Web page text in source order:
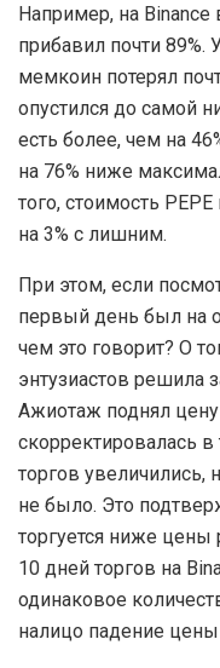
Например, на
прибавил почти
мемкоин потерял
опустился до самой
есть более, чем на
на 76% ниже
того, стоимость
на 3% с лишним.
При этом, если
первый день был на
чем это говорит? О
энтузиастов решила
Ажиотаж поднял
скорректировалась
торгов увеличились,
не было. Это
торгуется ниже
10 дней торгов на
одинаковое
налицо падение цены